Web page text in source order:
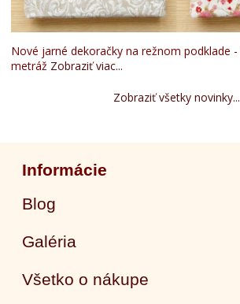
Nové jarné dekoračky na režnom podklade
metráž Zobraziť viac...
Zobraziť všetky novinky...
Informácie
Blog
Galéria
Všetko o nákupe